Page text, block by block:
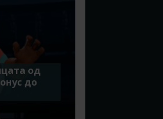
од
до